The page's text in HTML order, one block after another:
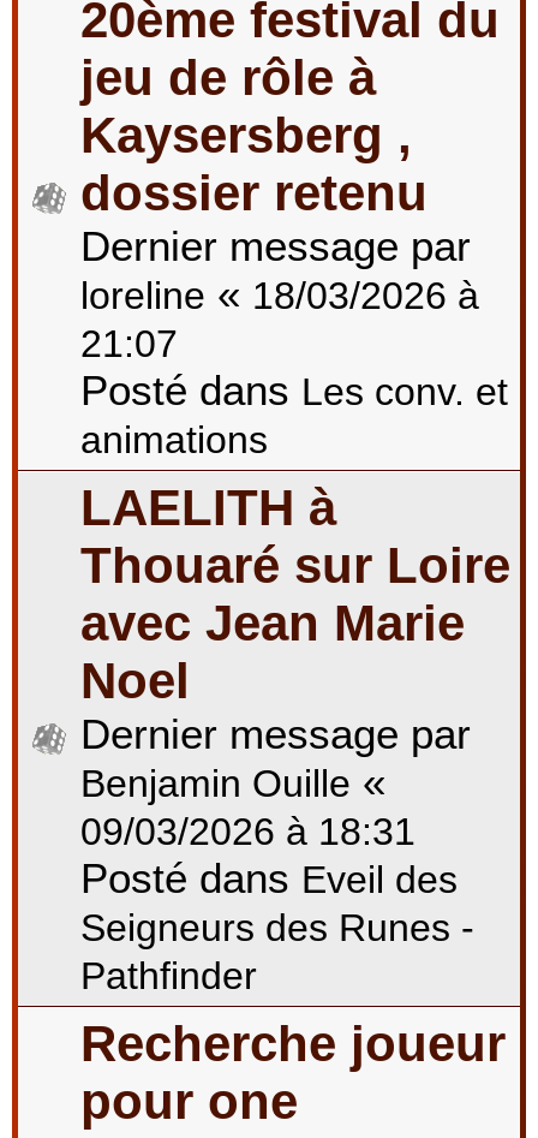
20ème festival du
jeu de rôle à
Kaysersberg ,
dossier retenu
Dernier message par
loreline « 18/03/2026 à
21:07
Posté dans Les conv. et
animations
LAELITH à
Thouaré sur Loire
avec Jean Marie
Noel
Dernier message par
Benjamin Ouille «
09/03/2026 à 18:31
Posté dans Eveil des
Seigneurs des Runes -
Pathfinder
Recherche joueur
pour one